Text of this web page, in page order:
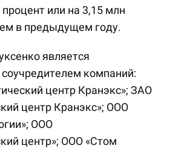
или на 3,15 млн
в предыдущем году.
является
компаний:
центр Кранэкс»; ЗАО
центр Кранэкс»; ООО
ООО
центр»; ООО «Стом